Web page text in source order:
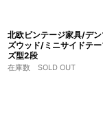
北欧ビンテージ家具/デ
ズウッド/ミニサイドテ
ズ型2段
在庫数 SOLD OUT